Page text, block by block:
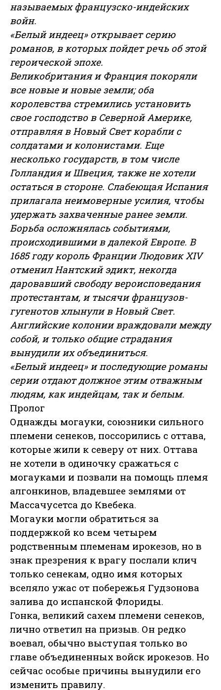
называемых французско-индейских
войн.
«Белый индеец» открывает серию
романов, в которых пойдет речь об этой
героической эпохе.
Великобритания и Франция покоряли
все новые и новые земли; оба
королевства стремились установить
свое господство в Северной Америке,
отправляя в Новый Свет корабли с
солдатами и колонистами. Еще
несколько государств, в том числе
Голландия и Швеция, также не хотели
остаться в стороне. Слабеющая Испания
прилагала неимоверные усилия, чтобы
удержать захваченные ранее земли.
Борьба осложнялась событиями,
происходившими в далекой Европе. В
1685 году король Франции ЛюдовикXIV
отменил Нантский эдикт, некогда
даровавший свободу вероисповедания
протестантам, и тысячи французов-
гугенотов хлынули в Новый Свет.
Английские колонии враждовали между
собой, и только общие страдания
вынудили их объединиться.
«Белый индеец» и последующие романы
серии отдают должное этим отважным
людям, как индейцам, так и белым.
Пролог
Однажды могауки, союзники сильного
племени сенеков, поссорились с оттава,
которые жили к северу от них. Оттава
не хотели в одиночку сражаться с
могауками и позвали на помощь племя
алгонкинов, владевшее землями от
Массачусетса до Квебека.
Могауки могли обратиться за
поддержкой ко всем четырем
родственным племенам ирокезов, но в
знак презрения к врагу послали клич
только сенекам, одно имя которых
вселяло ужас от побережья Гудзонова
залива до испанской Флориды.
Гонка, великий сахем племени сенеков,
лично ответил на призыв. Он редко
воевал, обычно выступая только во
главе объединенных войск ирокезов. Но
сейчас особые причины вынудили его
изменить правилу.